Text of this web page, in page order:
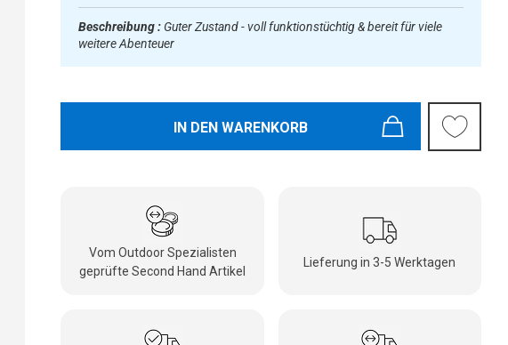
Beschreibung : Guter Zustand - voll funktionstüchtig & bereit für viele
weitere Abenteuer
IN DEN WARENKORB
Vom Outdoor Spezialisten
geprüfte Second Hand Artikel
Lieferung in 3-5 Werktagen